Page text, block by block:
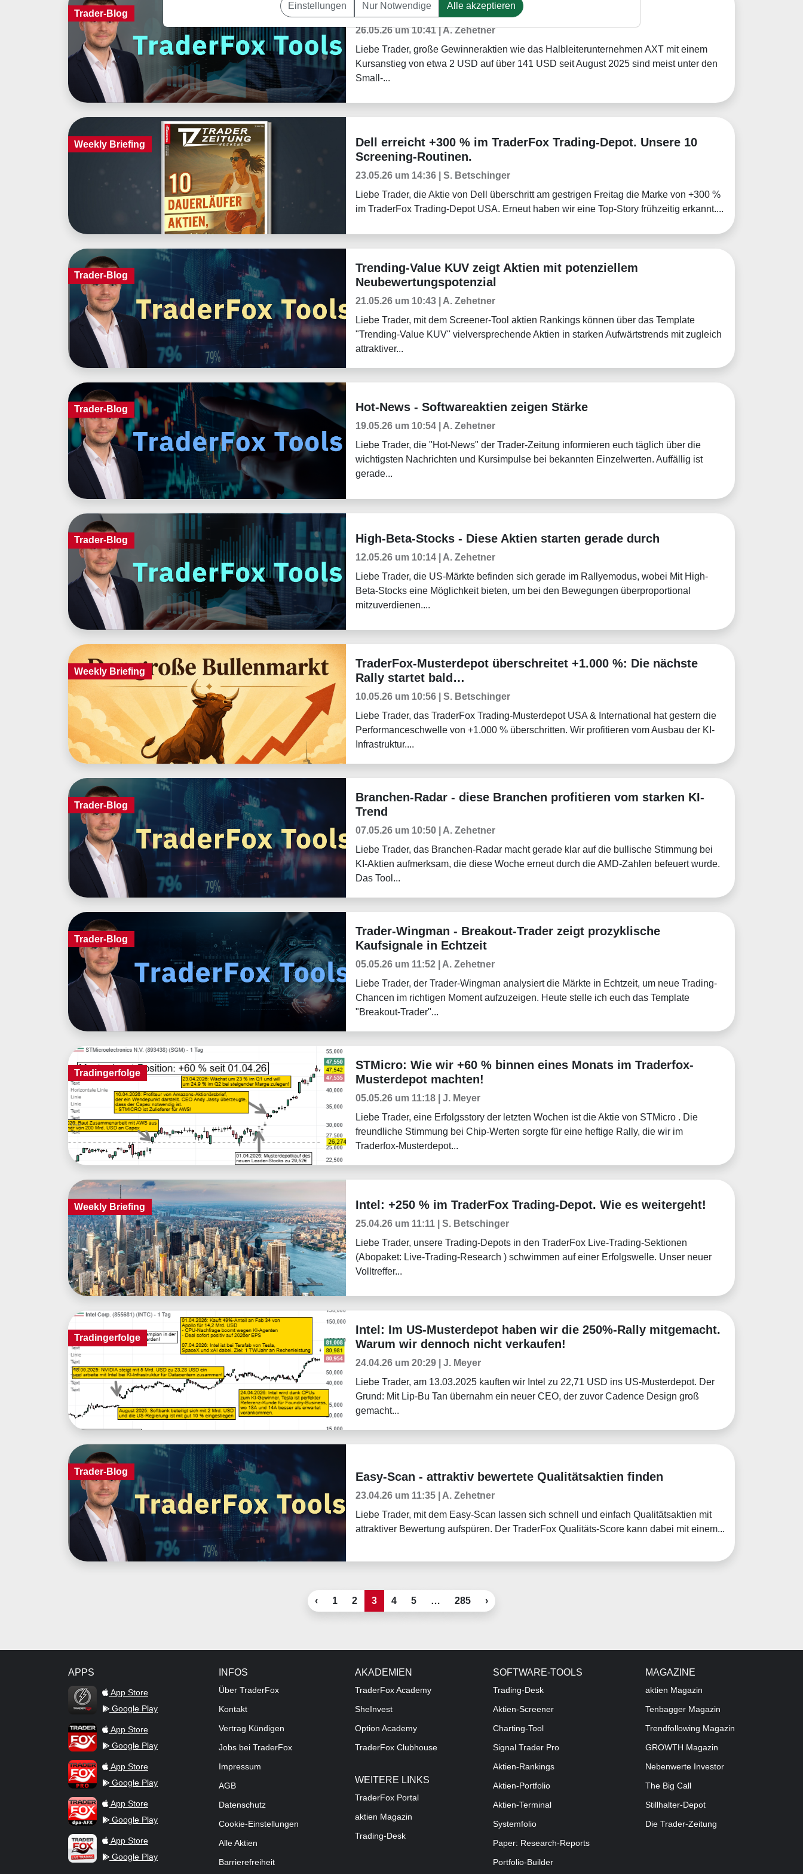
Trader-Blog Trader-Blog
Trendstabile Small- & Mid-Caps am Jahreshoch
26.05.26 um 10:41 | A. Zehetner
Liebe Trader, große Gewinneraktien wie das Halbleiterunternehmen AXT mit einem
Kursanstieg von etwa 2 USD auf über 141 USD seit August 2025 sind meist unter den
Small-...
Weekly Briefing Weekly Briefing
Dell erreicht +300 % im TraderFox Trading-Depot. Unsere 10
Screening-Routinen.
23.05.26 um 14:36 | S. Betschinger
Liebe Trader, die Aktie von Dell überschritt am gestrigen Freitag die Marke von +300 %
im TraderFox Trading-Depot USA. Erneut haben wir eine Top-Story frühzeitig erkannt....
Trader-Blog
Trader-Blog
Trending-Value KUV zeigt Aktien mit potenziellem
Neubewertungspotenzial
21.05.26 um 10:43 | A. Zehetner
Liebe Trader, mit dem Screener-Tool aktien Rankings können über das Template
"Trending-Value KUV" vielversprechende Aktien in starken Aufwärtstrends mit zugleich
attraktiver...
Trader-Blog Trader-Blog
Hot-News - Softwareaktien zeigen Stärke
19.05.26 um 10:54 | A. Zehetner
Liebe Trader, die "Hot-News" der Trader-Zeitung informieren euch täglich über die
wichtigsten Nachrichten und Kursimpulse bei bekannten Einzelwerten. Auffällig ist
gerade...
Trader-Blog Trader-Blog
High-Beta-Stocks - Diese Aktien starten gerade durch
12.05.26 um 10:14 | A. Zehetner
Liebe Trader, die US-Märkte befinden sich gerade im Rallyemodus, wobei Mit High-
Beta-Stocks eine Möglichkeit bieten, um bei den Bewegungen überproportional
mitzuverdienen....
Weekly Briefing
Weekly Briefing
TraderFox-Musterdepot überschreitet +1.000 %: Die nächste
Rally startet bald…
10.05.26 um 10:56 | S. Betschinger
Liebe Trader, das TraderFox Trading-Musterdepot USA & International hat gestern die
Performanceschwelle von +1.000 % überschritten. Wir profitieren vom Ausbau der KI-
Infrastruktur....
Trader-Blog
Trader-Blog
Branchen-Radar - diese Branchen profitieren vom starken KI-
Trend
07.05.26 um 10:50 | A. Zehetner
Liebe Trader, das Branchen-Radar macht gerade klar auf die bullische Stimmung bei
KI-Aktien aufmerksam, die diese Woche erneut durch die AMD-Zahlen befeuert wurde.
Das Tool...
Trader-Blog
Trader-Blog
Trader-Wingman - Breakout-Trader zeigt prozyklische
Kaufsignale in Echtzeit
05.05.26 um 11:52 | A. Zehetner
Liebe Trader, der Trader-Wingman analysiert die Märkte in Echtzeit, um neue Trading-
Chancen im richtigen Moment aufzuzeigen. Heute stelle ich euch das Template
"Breakout-Trader"...
Tradingerfolge
Tradingerfolge
STMicro: Wie wir +60 % binnen eines Monats im Traderfox-
Musterdepot machten!
05.05.26 um 11:18 | J. Meyer
Liebe Trader, eine Erfolgsstory der letzten Wochen ist die Aktie von STMicro . Die
freundliche Stimmung bei Chip-Werten sorgte für eine heftige Rally, die wir im
Traderfox-Musterdepot...
Weekly Briefing Weekly Briefing
Intel: +250 % im TraderFox Trading-Depot. Wie es weitergeht!
25.04.26 um 11:11 | S. Betschinger
Liebe Trader, unsere Trading-Depots in den TraderFox Live-Trading-Sektionen
(Abopaket: Live-Trading-Research ) schwimmen auf einer Erfolgswelle. Unser neuer
Volltreffer...
Tradingerfolge
Tradingerfolge
Intel: Im US-Musterdepot haben wir die 250%-Rally mitgemacht.
Warum wir dennoch nicht verkaufen!
24.04.26 um 20:29 | J. Meyer
Liebe Trader, am 13.03.2025 kauften wir Intel zu 22,71 USD ins US-Musterdepot. Der
Grund: Mit Lip-Bu Tan übernahm ein neuer CEO, der zuvor Cadence Design groß
gemacht...
Trader-Blog Trader-Blog
Easy-Scan - attraktiv bewertete Qualitätsaktien finden
23.04.26 um 11:35 | A. Zehetner
Liebe Trader, mit dem Easy-Scan lassen sich schnell und einfach Qualitätsaktien mit
attraktiver Bewertung aufspüren. Der TraderFox Qualitäts-Score kann dabei mit einem...
‹ 1 2 3 4 5 … 285 ›
APPS
TraderFox Flash
App Store
Google Play
TraderFox AppApp Store
Google Play
TraderFox ProApp Store
Google Play
TraderFox dpa-AFX ProFeed
App Store
Google Play
TraderFox Live Trading
App Store
Google Play
INFOS
Über TraderFox
Kontakt
Vertrag Kündigen
Jobs bei TraderFox
Impressum
AGB
Datenschutz
Cookie-Einstellungen
Alle Aktien
Barrierefreiheit
AKADEMIEN
TraderFox Academy
SheInvest
Option Academy
TraderFox Clubhouse
WEITERE LINKS
TraderFox Portal
aktien Magazin
Trading-Desk
SOFTWARE-TOOLS
Trading-Desk
Aktien-Screener
Charting-Tool
Signal Trader Pro
Aktien-Rankings
Aktien-Portfolio
Aktien-Terminal
Systemfolio
Paper: Research-Reports
Portfolio-Builder
MAGAZINE
aktien Magazin
Tenbagger Magazin
Trendfollowing Magazin
GROWTH Magazin
Nebenwerte Investor
The Big Call
Stillhalter-Depot
Die Trader-Zeitung
Einstellungen Nur Notwendige Alle akzeptieren